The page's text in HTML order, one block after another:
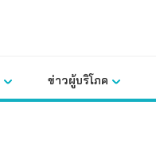
ข่าวผู้บริโภค